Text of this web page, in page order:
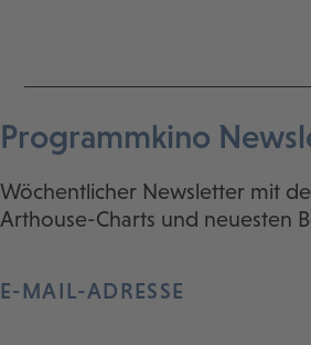
Programmkino
Wöchentlicher Newsletter mit
Arthouse-Charts und neuesten
E-MAIL-ADRESSE